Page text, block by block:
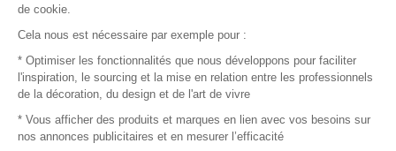
© 2016 –Organisation SAFI
Recrutement
de cookie.
Cela nous est nécessaire par exemple pour :
* Optimiser les fonctionnalités que nous développons pour faciliter
l'inspiration, le sourcing et la mise en relation entre les professionnels
de la décoration, du design et de l'art de vivre
* Vous afficher des produits et marques en lien avec vos besoins sur
nos annonces publicitaires et en mesurer l’efficacité